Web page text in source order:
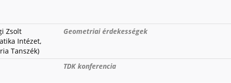
Zsolt
Intézet,
Tanszék)
Geometriai érdekességek
TDK konferencia